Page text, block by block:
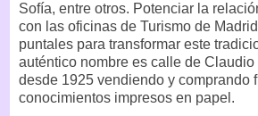
Sofía, entre otros. Potenciar la
con las oficinas de Turismo de
puntales para transformar este
auténtico nombre es calle de
desde 1925 vendiendo y comprando
conocimientos impresos en papel.